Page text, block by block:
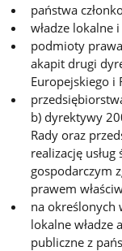
państwa
władze lokalne
podmioty
akapit drugi
Europejskiego i
b) dyrektywy
Rady oraz
realizację
gospodarczym
prawem
na określonych
lokalne
publiczne z